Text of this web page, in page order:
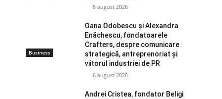
8 august 2026
Business
Oana Odobescu și Alexandra
Enăchescu, fondatoarele
Crafters, despre comunicare
strategică, antreprenoriat și
viitorul industriei de PR
6 august 2026
Andrei Cristea, fondator Beligi